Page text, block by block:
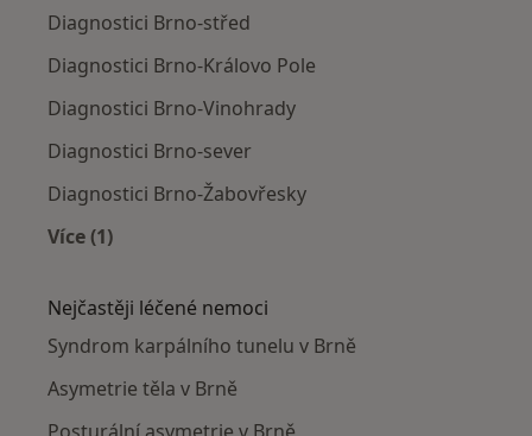
Diagnostici Brno-střed
Diagnostici Brno-Královo Pole
Diagnostici Brno-Vinohrady
Diagnostici Brno-sever
Diagnostici Brno-Žabovřesky
Více (1)
Nejčastěji léčené nemoci
Syndrom karpálního tunelu v Brně
Asymetrie těla v Brně